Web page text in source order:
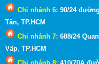
Chi nhánh 6: 90/24
Tân, TP.HCM
Chi nhánh 7: 688/24
Vấp TP.HCM